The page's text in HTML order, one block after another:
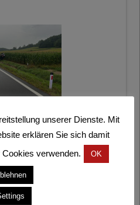
unserer Dienste. Mit
erklären Sie sich damit
verwenden.
OK